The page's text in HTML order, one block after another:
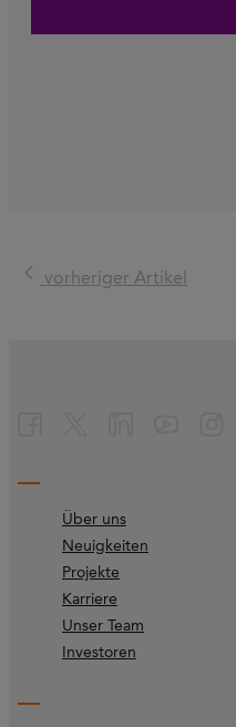
vorheriger Artikel
Über uns
Neuigkeiten
Projekte
Karriere
Unser Team
Investoren